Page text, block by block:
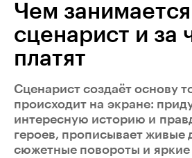
Чем занимается
сценарист и за
платят
Сценарист создаёт основу
происходит на экране:
интересную историю и
героев, прописывает живые
сюжетные повороты и яркие